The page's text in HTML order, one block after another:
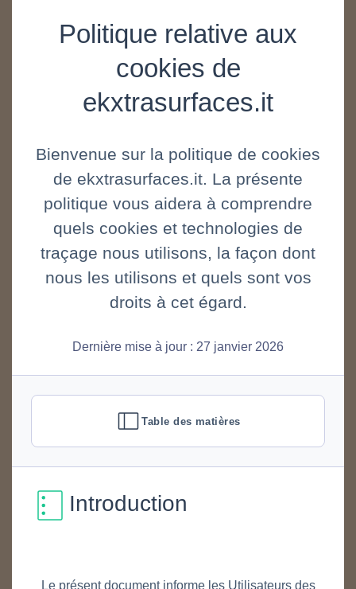
Politique relative aux
cookies de
ekxtrasurfaces.it
Bienvenue sur la politique de cookies
de ekxtrasurfaces.it. La présente
politique vous aidera à comprendre
quels cookies et technologies de
traçage nous utilisons, la façon dont
nous les utilisons et quels sont vos
droits à cet égard.
Dernière mise à jour : 27 janvier 2026
Table des matières
Introduction
Le présent document informe les Utilisateurs des